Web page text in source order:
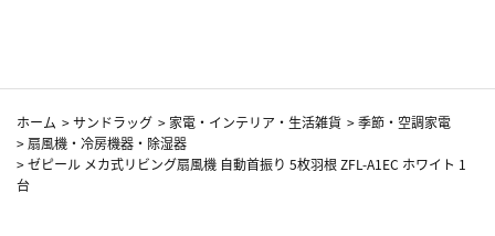
ホーム >サンドラッグ > 家電・インテリア・生活雑貨 >季節・空調家電
> 扇風機・冷房機器・除湿器
>ゼピール メカ式リビング扇風機 自動首振り 5枚羽根 ZFL-A1EC ホワイト 1
台